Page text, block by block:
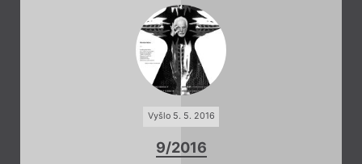
Vyšlo 5. 5. 2016
9/2016